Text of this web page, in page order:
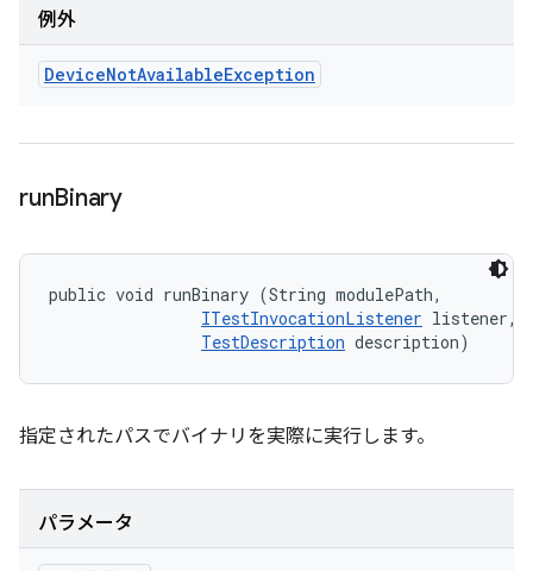
例外
DeviceNotAvailableException
runBinary
public void runBinary (String modulePath,
ITestInvocationListener listener,
TestDescription description)
指定されたパスでバイナリを実際に実行します。
パラメータ